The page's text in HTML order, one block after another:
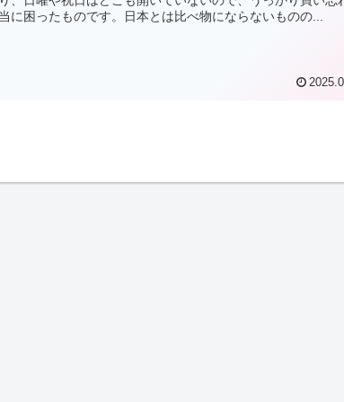
に困ったものです。日本とは比べ物にならないものの...